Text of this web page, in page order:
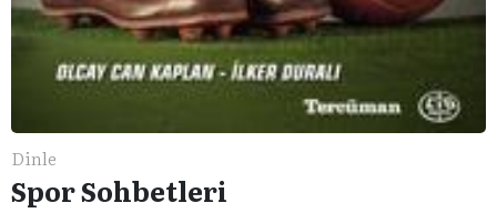
Dinle
Spor Sohbetleri